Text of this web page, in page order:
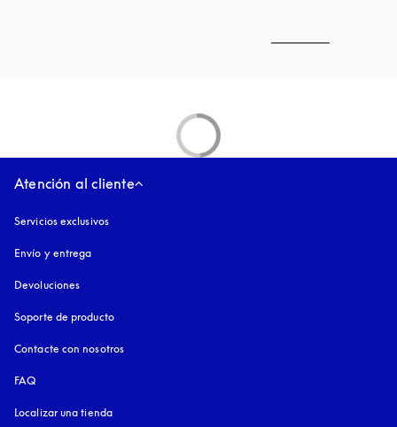
Atención al cliente
Servicios exclusivos
Envío y entrega
Devoluciones
Soporte de producto
Contacte con nosotros
FAQ
Localizar una tienda